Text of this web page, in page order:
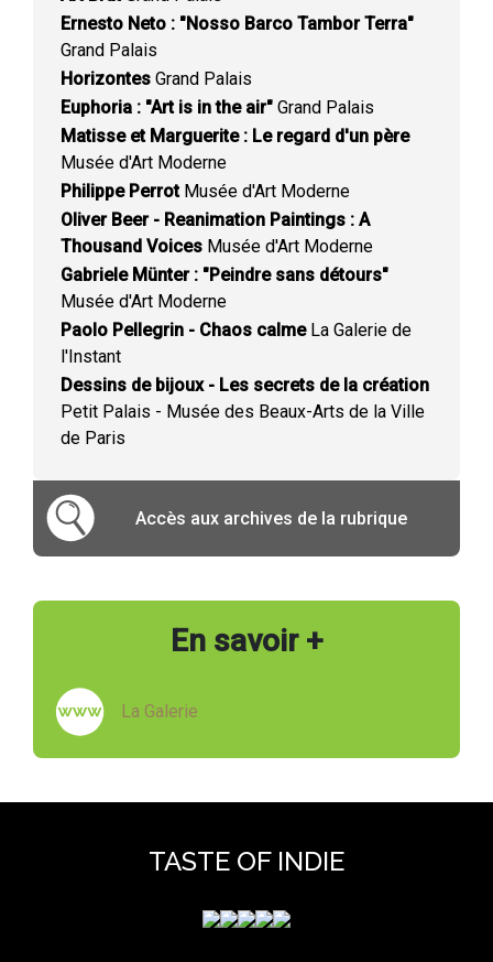
Ernesto Neto : "Nosso Barco Tambor Terra"
Grand Palais
Horizontes Grand Palais
Euphoria : "Art is in the air" Grand Palais
Matisse et Marguerite : Le regard d'un père
Musée d'Art Moderne
Philippe PerrotMusée d'Art Moderne
Oliver Beer - Reanimation Paintings : A
Thousand Voices Musée d'Art Moderne
Gabriele Münter : "Peindre sans détours"
Musée d'Art Moderne
Paolo Pellegrin - Chaos calmeLa Galerie de
l'Instant
Dessins de bijoux - Les secrets de la création
Petit Palais - Musée des Beaux-Arts de la Ville
de Paris
Accès aux archives de la rubrique
En savoir +
La Galerie
TASTE OF INDIE